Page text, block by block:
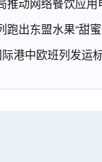
跑出东盟水果“甜
港中欧班列发运